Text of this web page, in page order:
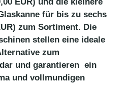
für bis zu sechs
zum Sortiment. Die
stellen eine ideale
zum
und garantieren ein
und vollmundigen